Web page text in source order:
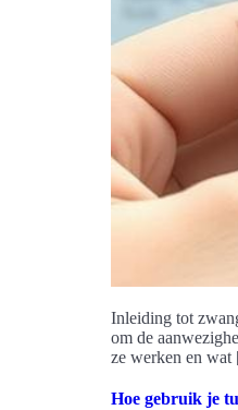
Inleiding tot
om de
ze werken en
Hoe gebruik je